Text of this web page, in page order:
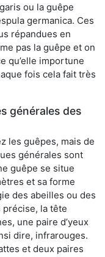
ou la guêpe
germanica. Ces
répandues en
pas la guêpe et on
qu’elle importune
fois cela fait très
générales des
les guêpes, mais de
générales sont
guêpe se situe
et sa forme
des abeilles ou des
la tête
une paire d’yeux
dire, infrarouges.
et deux paires